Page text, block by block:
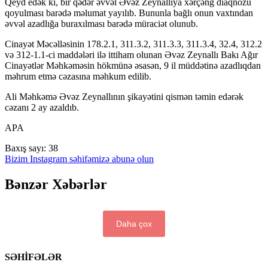
qoyulması barədə məlumat yayılıb. Bununla bağlı onun vaxtından
əvvəl azadlığa buraxılması barədə müraciət olunub.
Cinayət Məcəlləsinin 178.2.1, 311.3.2, 311.3.3, 311.3.4, 32.4, 312.2
və 312-1.1-ci maddələri ilə ittiham olunan Əvəz Zeynallı Bakı Ağır
Cinayətlər Məhkəməsin hökmünə əsasən, 9 il müddətinə azadlıqdan
məhrum etmə cəzasına məhkum edilib.
Ali Məhkəmə Əvəz Zeynallının şikayətini qismən təmin edərək
cəzanı 2 ay azaldıb.
APA
Baxış sayı: 38
Bizim Instagram səhifəmizə abunə olun
Bənzər Xəbərlər
Daha çox
SƏHİFƏLƏR